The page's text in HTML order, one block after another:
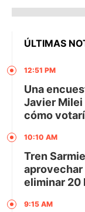
ÚLTIMAS
12:51 PM
Una
Javier Milei
cómo
10:10 AM
Tren
aprovechar
eliminar 20
9:15 AM